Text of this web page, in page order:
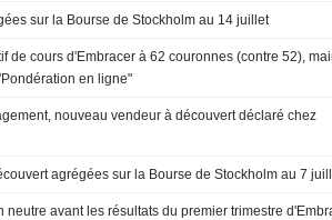
sur la Bourse de Stockholm au 14 juillet
de cours d'Embracer à 62 couronnes (contre 52),
en ligne"
nouveau vendeur à découvert déclaré chez
agrégées sur la Bourse de Stockholm au 7
neutre avant les résultats du premier trimestre